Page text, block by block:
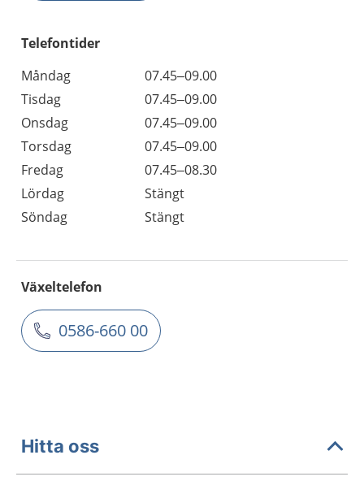
Telefontider
Måndag
07.45–09.00
Tisdag
07.45–09.00
Onsdag
07.45–09.00
Torsdag
07.45–09.00
Fredag
07.45–08.30
Lördag
Stängt
Söndag
Stängt
Växeltelefon
0586-660 00
Hitta oss